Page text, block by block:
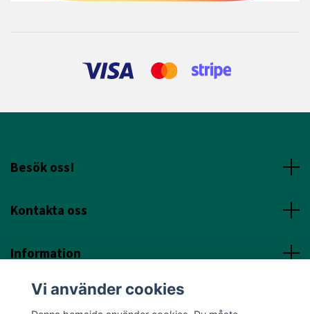
Besök oss!
Kontakta oss
Information
Sociala Media
Vi använder cookies